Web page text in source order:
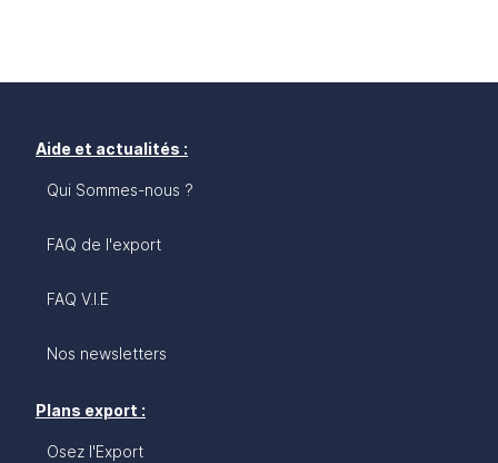
Aide et actualités :
Qui Sommes-nous ?
FAQ de l'export
FAQ V.I.E
Nos newsletters
Plans export :
Osez l'Export